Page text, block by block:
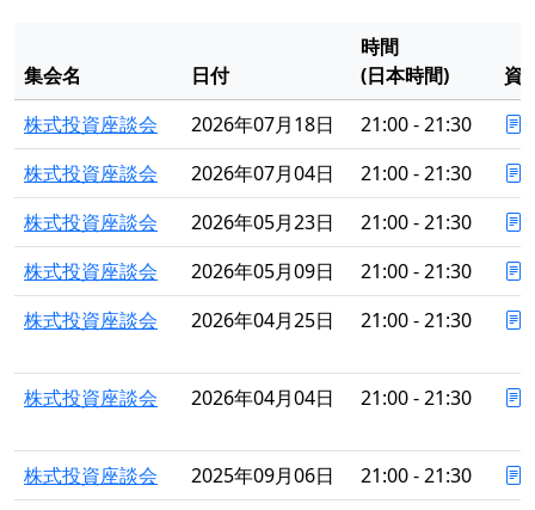
集会名 日付
時間
(日本時間)
資
株式投資座談会
2026年07月18日
21:00 - 21:30
株式投資座談会
2026年07月04日
21:00 - 21:30
株式投資座談会
2026年05月23日
21:00 - 21:30
株式投資座談会
2026年05月09日
21:00 - 21:30
株式投資座談会
2026年04月25日 21:00 - 21:30
株式投資座談会 2026年04月04日 21:00 - 21:30
株式投資座談会 2025年09月06日
21:00 - 21:30